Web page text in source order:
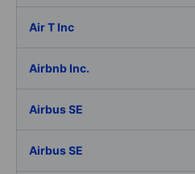
Air T Inc
Airbnb Inc.
Airbus SE
Airbus SE